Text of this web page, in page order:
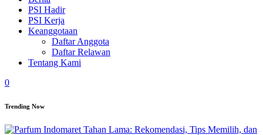
PSI Hadir
PSI Kerja
Keanggotaan
Daftar Anggota
Daftar Relawan
Tentang Kami
0
Trending Now